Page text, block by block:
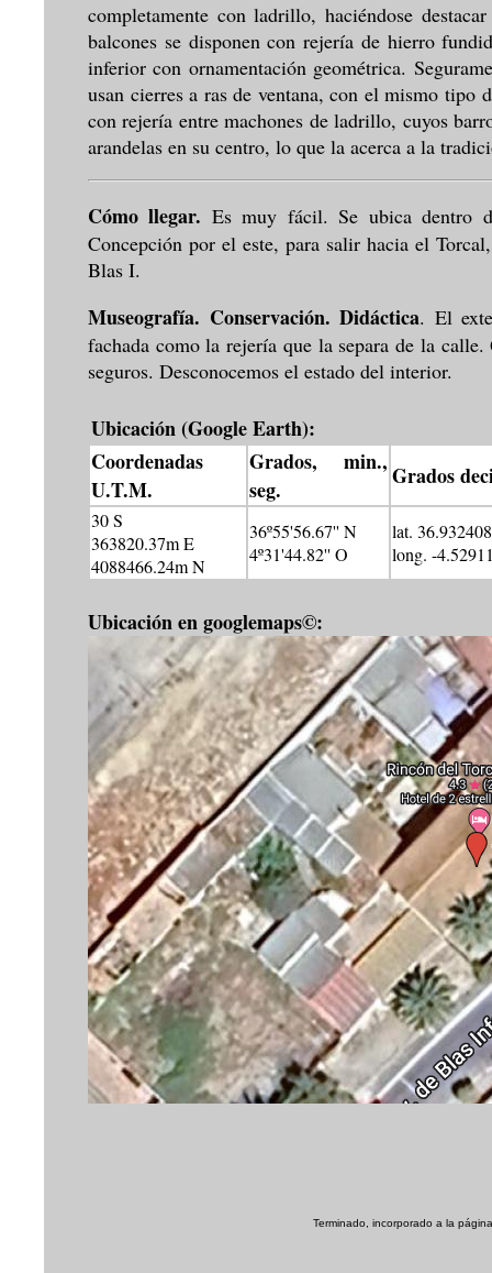
completamente con ladrillo, haciéndose
balcones se disponen con rejería de hierro
inferior con ornamentación geométrica.
usan cierres a ras de ventana, con el mismo tipo
con rejería entre machones de ladrillo, cuyos
arandelas en su centro, lo que la acerca a la
Cómo llegar. Es muy fácil. Se ubica dentro
Concepción por el este, para salir hacia el
Blas I.
Museografía. Conservación. Didáctica. El
fachada como la rejería que la separa de la
seguros. Desconocemos el estado del interior.
Ubicación (Google Earth):
Coordenadas
U.T.M.
Grados, min.,
seg.
Grados
30 S
363820.37m E
4088466.24m N
36º55'56.67'' N
4º31'44.82'' O
lat.
long. -
Ubicación en googlemaps©:
Terminado, incorporado a la